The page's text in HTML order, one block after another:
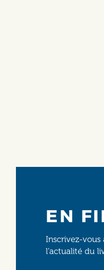
EN
Inscrivez-
l’actualité du